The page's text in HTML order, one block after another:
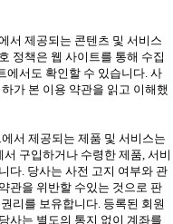
서 제공되는 콘텐츠 및 서비스
정책은 웹 사이트를 통해 수집
에서도 확인할 수 있습니다. 사
가 본 이용 약관을 읽고 이해했
서 제공되는 제품 및 서비스는
구입하거나 수령한 제품, 서비
다. 당사는 사전 고지 여부와 관
관을 위반할 수있는 것으로 판
리를 보유합니다. 등록된 회원
사는 별도의 통지 없이 계좌를